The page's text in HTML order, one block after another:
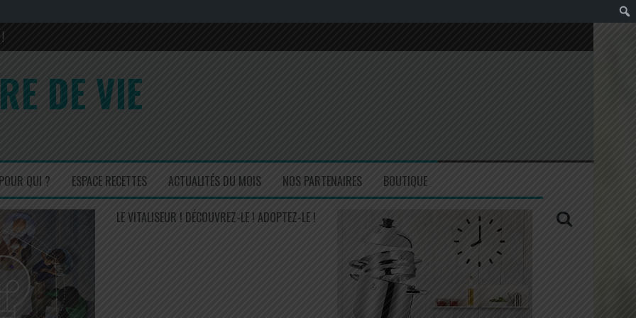
sa composition en 2017 et 2022
! Un régal !
DE VIE
POUR QUI ? ESPACE RECETTES ACTUALITÉS DU MOIS NOS PARTENAIRES BOUTIQUE
LE VITALISEUR ! DÉCOUVREZ-LE ! ADOPTEZ-LE !